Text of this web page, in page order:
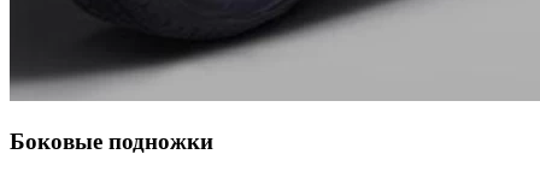
Боковые подножки